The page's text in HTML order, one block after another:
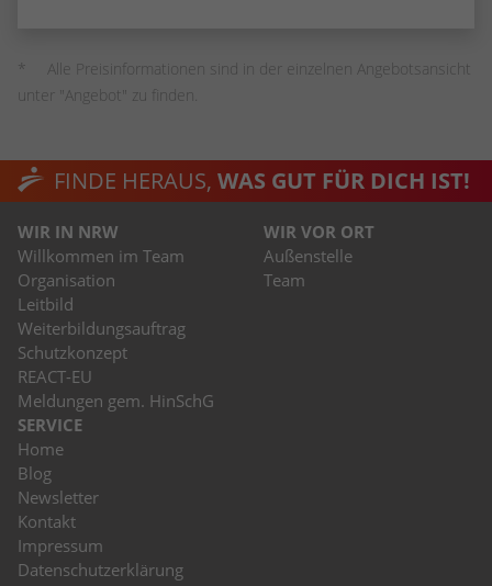
Alle Preisinformationen sind in der einzelnen Angebotsansicht
unter "Angebot" zu finden.
FINDE HERAUS, WAS GUT FÜR DICH IST!
WIR IN NRW
Willkommen im Team
Organisation
Leitbild
Weiterbildungsauftrag
Schutzkonzept
REACT-EU
Meldungen gem. HinSchG
WIR VOR ORT
Außenstelle
Team
SERVICE
Home
Blog
Newsletter
Kontakt
Impressum
Datenschutzerklärung